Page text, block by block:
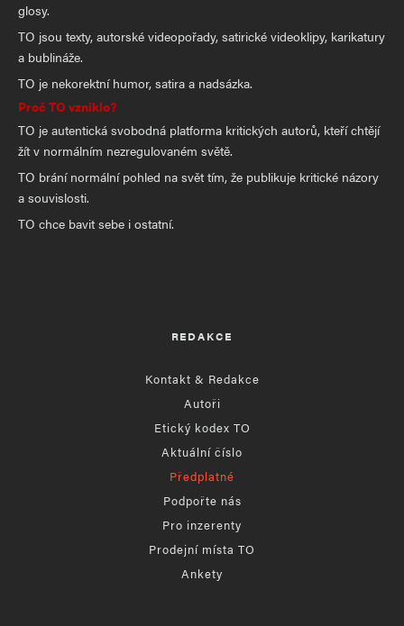
glosy.
TO jsou texty, autorské videopořady, satirické videoklipy, karikatury
a bublináže.
TO je nekorektní humor, satira a nadsázka.
Proč TO vzniklo?
TO je autentická svobodná platforma kritických autorů, kteří chtějí
žít v normálním nezregulovaném světě.
TO brání normální pohled na svět tím, že publikuje kritické názory
a souvislosti.
TO chce bavit sebe i ostatní.
REDAKCE
Kontakt & Redakce
Autoři
Etický kodex TO
Aktuální číslo
Předplatné
Podpořte nás
Pro inzerenty
Prodejní místa TO
Ankety